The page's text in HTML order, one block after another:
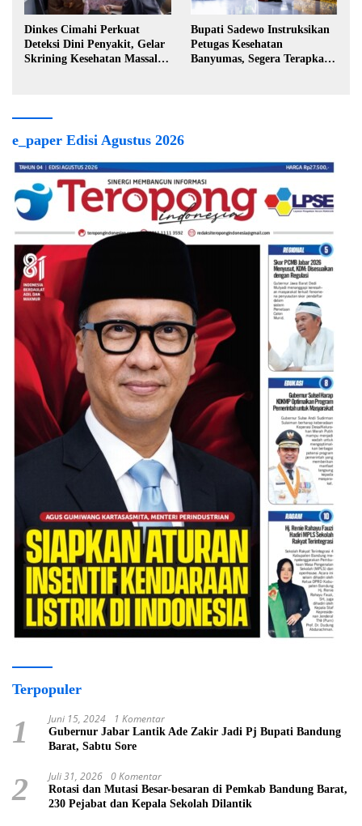
Dinkes Cimahi Perkuat
Deteksi Dini Penyakit, Gelar
Skrining Kesehatan Massal di
Bupati Sadewo Instruksikan
Petugas Kesehatan
Banyumas, Segera Terapkan
e_paper Edisi Agustus 2026
Terpopuler
1 Juni 15, 2024 1 Komentar
Gubernur Jabar Lantik Ade Zakir Jadi Pj Bupati Bandung
Barat, Sabtu Sore
2 Juli 31, 2026 0 Komentar
Rotasi dan Mutasi Besar-besaran di Pemkab Bandung Barat,
230 Pejabat dan Kepala Sekolah Dilantik